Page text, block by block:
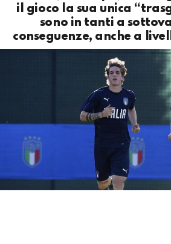
il gioco la sua unica
sono in tanti a
conseguenze, anche a